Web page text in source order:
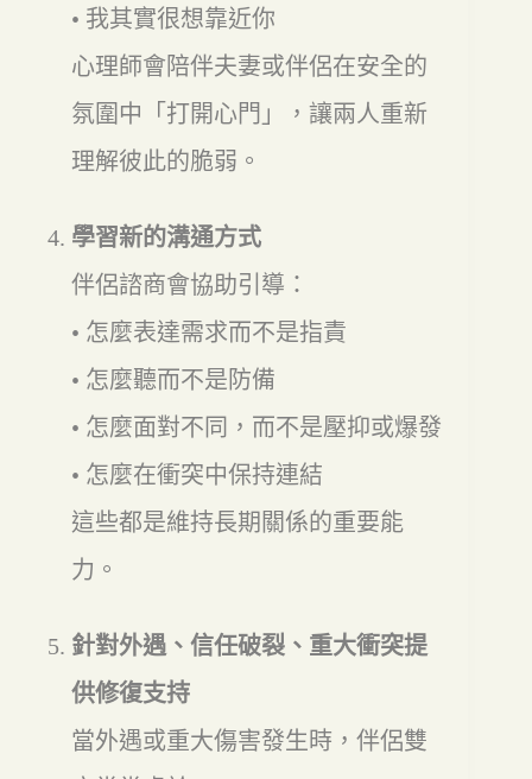
• 我其實很想靠近你
心理師會陪伴夫妻或伴侶在安全的
氛圍中「打開心門」，讓兩人重新
理解彼此的脆弱。
學習新的溝通方式
伴侶諮商會協助引導：
• 怎麼表達需求而不是指責
• 怎麼聽而不是防備
• 怎麼面對不同，而不是壓抑或爆發
• 怎麼在衝突中保持連結
這些都是維持長期關係的重要能
力。
針對外遇、信任破裂、重大衝突提
供修復支持
當外遇或重大傷害發生時，伴侶雙